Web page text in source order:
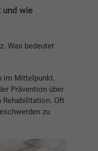
und wie
Was bedeutet
im Mittelpunkt.
Prävention über
Rehabilitation. Oft
zu